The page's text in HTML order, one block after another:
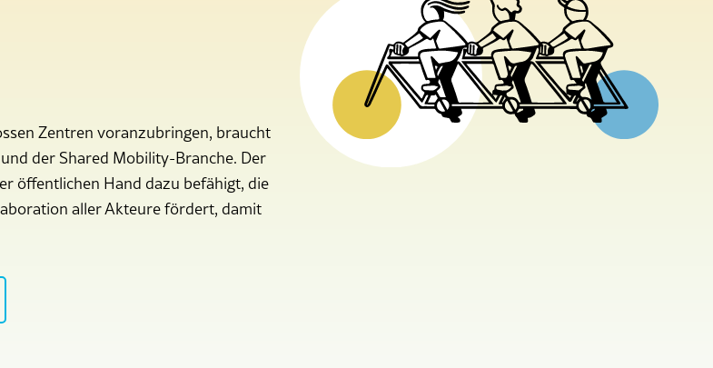
Zentren voranzubringen, braucht
der Shared Mobility-Branche. Der
öffentlichen Hand dazu befähigt, die
aller Akteure fördert, damit